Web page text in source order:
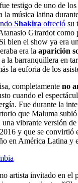
fue testigo de uno de
la música latina
Shakira ofreció su
Girardot como
bien el show ya era
era la aparición
la barranquillera en
la euforia de los
completamente no
cuando el
Fue durante la
que Maluma subió
una vibrante versión de
y que se convirtió
en América Latina y
artista invitado en el